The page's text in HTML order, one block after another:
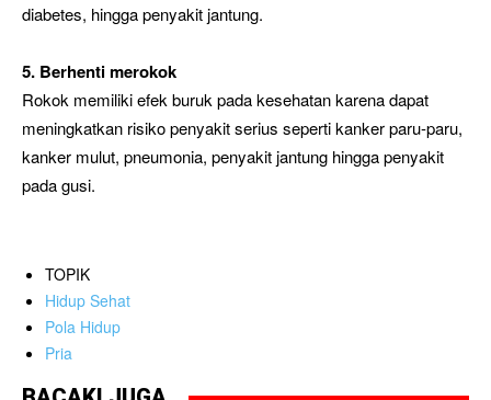
diabetes, hingga penyakit jantung.
5. Berhenti merokok
Rokok memiliki efek buruk pada kesehatan karena dapat
meningkatkan risiko penyakit serius seperti kanker paru-paru,
kanker mulut, pneumonia, penyakit jantung hingga penyakit
pada gusi.
TOPIK
Hidup Sehat
Pola Hidup
Pria